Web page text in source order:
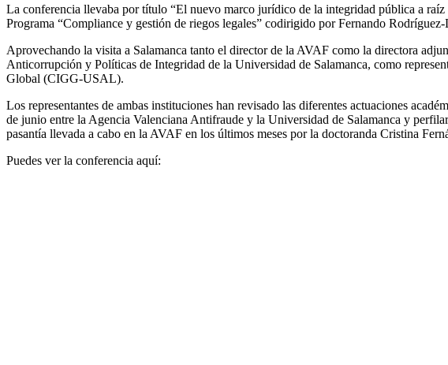
La conferencia llevaba por título “El nuevo marco jurídico de la integridad pública a
Programa “Compliance y gestión de riegos legales” codirigido por Fernando
Aprovechando la visita a Salamanca tanto el director de la AVAF como la directora
Anticorrupción y Políticas de Integridad de la Universidad de Salamanca, como
Global (CIGG-USAL).
Los representantes de ambas instituciones han revisado las diferentes actuaciones
de junio entre la Agencia Valenciana Antifraude y la Universidad de Salamanca y
pasantía llevada a cabo en la AVAF en los últimos meses por la doctoranda Cristina
Puedes ver la conferencia aquí: